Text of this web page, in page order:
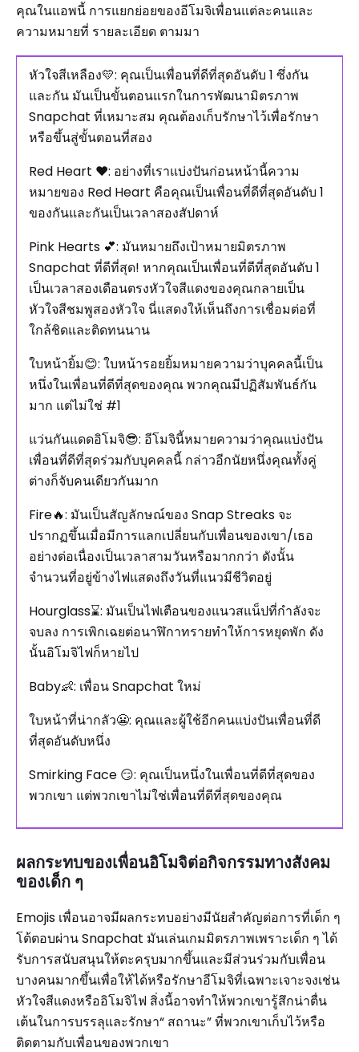
คุณในแอพนี้ การแยกย่อยของอีโมจิเพื่อนแต่ละคนและ
ความหมายที่ รายละเอียด ตามมา
หัวใจสีเหลือง💛: คุณเป็นเพื่อนที่ดีที่สุดอันดับ 1 ซึ่งกัน
และกัน มันเป็นขั้นตอนแรกในการพัฒนามิตรภาพ
Snapchat ที่เหมาะสม คุณต้องเก็บรักษาไว้เพื่อรักษา
หรือขึ้นสู่ขั้นตอนที่สอง
Red Heart ❤: อย่างที่เราแบ่งปันก่อนหน้านี้ความ
หมายของ Red Heart คือคุณเป็นเพื่อนที่ดีที่สุดอันดับ 1
ของกันและกันเป็นเวลาสองสัปดาห์
Pink Hearts 💕: มันหมายถึงเป้าหมายมิตรภาพ
Snapchat ที่ดีที่สุด! หากคุณเป็นเพื่อนที่ดีที่สุดอันดับ 1
เป็นเวลาสองเดือนตรงหัวใจสีแดงของคุณกลายเป็น
หัวใจสีชมพูสองหัวใจ นี่แสดงให้เห็นถึงการเชื่อมต่อที่
ใกล้ชิดและติดทนนาน
ใบหน้ายิ้ม😊: ใบหน้ารอยยิ้มหมายความว่าบุคคลนี้เป็น
หนึ่งในเพื่อนที่ดีที่สุดของคุณ พวกคุณมีปฏิสัมพันธ์กัน
มาก แต่ไม่ใช่ #1
แว่นกันแดดอิโมจิ😎: อีโมจินี้หมายความว่าคุณแบ่งปัน
เพื่อนที่ดีที่สุดร่วมกับบุคคลนี้ กล่าวอีกนัยหนึ่งคุณทั้งคู่
ต่างก็จับคนเดียวกันมาก
Fire🔥: มันเป็นสัญลักษณ์ของ Snap Streaks จะ
ปรากฏขึ้นเมื่อมีการแลกเปลี่ยนกับเพื่อนของเขา/เธอ
อย่างต่อเนื่องเป็นเวลาสามวันหรือมากกว่า ดังนั้น
จำนวนที่อยู่ข้างไฟแสดงถึงวันที่แนวมีชีวิตอยู่
Hourglass⌛: มันเป็นไฟเตือนของแนวสแน็ปที่กำลังจะ
จบลง การเพิกเฉยต่อนาฬิกาทรายทำให้การหยุดพัก ดัง
นั้นอิโมจิไฟก็หายไป
Baby👶: เพื่อน Snapchat ใหม่
ใบหน้าที่น่ากลัว😬: คุณและผู้ใช้อีกคนแบ่งปันเพื่อนที่ดี
ที่สุดอันดับหนึ่ง
Smirking Face 😏: คุณเป็นหนึ่งในเพื่อนที่ดีที่สุดของ
พวกเขา แต่พวกเขาไม่ใช่เพื่อนที่ดีที่สุดของคุณ
ผลกระทบของเพื่อนอิโมจิต่อกิจกรรมทางสังคม
ของเด็ก ๆ
Emojis เพื่อนอาจมีผลกระทบอย่างมีนัยสำคัญต่อการที่เด็ก ๆ
โต้ตอบผ่าน Snapchat มันเล่นเกมมิตรภาพเพราะเด็ก ๆ ได้
รับการสนับสนุนให้ตะครุบมากขึ้นและมีส่วนร่วมกับเพื่อน
บางคนมากขึ้นเพื่อให้ได้หรือรักษาอีโมจิที่เฉพาะเจาะจงเช่น
หัวใจสีแดงหรืออิโมจิไฟ สิ่งนี้อาจทำให้พวกเขารู้สึกน่าตื่น
เต้นในการบรรลุและรักษา“ สถานะ” ที่พวกเขาเก็บไว้หรือ
ติดตามกับเพื่อนของพวกเขา